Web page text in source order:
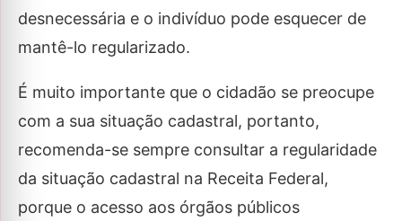
desnecessária e o indivíduo pode esquecer de
mantê-lo regularizado.
É muito importante que o cidadão se preocupe
com a sua situação cadastral, portanto,
recomenda-se sempre consultar a regularidade
da situação cadastral na Receita Federal,
porque o acesso aos órgãos públicos